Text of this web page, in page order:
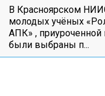
В Красноярском
молодых учёных
АПК» ,
были выбраны п...